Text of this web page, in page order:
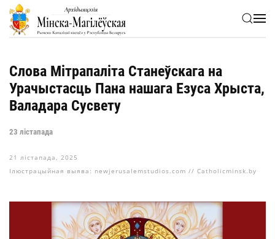
Skip to main content
Слова Мітрапаліта Станеўскага на
Урачыстасць Пана нашага Езуса Хрыста,
Валадара Сусвету
23 лістапада
21 лістапада, 2025
Ілюстрацыйная выява: newjerusalemstudios.com // Catholicminsk.by